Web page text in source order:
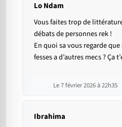
Lo Ndam
Vous faites trop de
débats de personnes rek !
En quoi sa vous regarde
fesses a d’autres mecs ? Ça
Le 7 février 2026 à 22h35
Ibrahima